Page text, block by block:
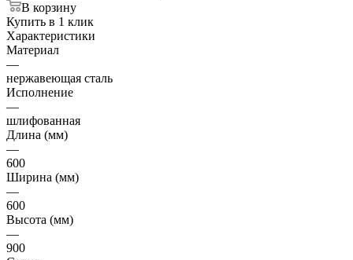
В корзину
Купить в 1 клик
Характеристики
Материал
—
нержавеющая сталь
Исполнение
—
шлифованная
Длина (мм)
—
600
Ширина (мм)
—
600
Высота (мм)
—
900